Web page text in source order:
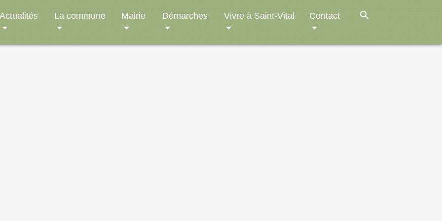
Actualités La commune Mairie Démarches Vivre à Saint-Vital Contact search